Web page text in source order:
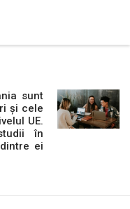
sunt
și cele
UE.
în
ei